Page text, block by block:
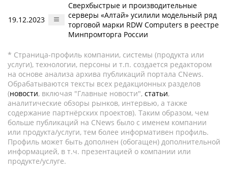
19.12.2023
Сверхбыстрые и производительные
серверы «Алтай» усилили модельный ряд
торговой марки RDW Computers в реестре
Минпромторга России
* Страница-профиль компании, системы (продукта или
услуги), технологии, персоны и т.п. создается редактором
на основе анализа архива публикаций портала CNews.
Обрабатываются тексты всех редакционных разделов
(новости, включая "Главные новости", статьи,
аналитические обзоры рынков, интервью, а также
содержание партнёрских проектов). Таким образом, чем
больше публикаций на CNews было с именем компании
или продукта/услуги, тем более информативен профиль.
Профиль может быть дополнен (обогащен) дополнительной
информацией, в т.ч. презентацией о компании или
продукте/услуге.